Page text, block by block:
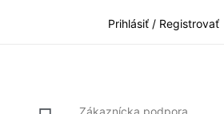
Prihlásiť / Registrovať
Zákaznícka podpora